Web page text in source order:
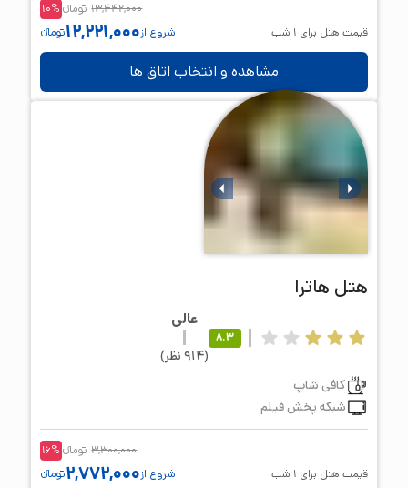
13,442,000 تومانء 10%
قیمت هتل برای 1 شب شروع از12,221,000تومانء
مشاهده و انتخاب اتاق ها
هتل هاترا
8.3
عالی
(
914 نظر)
کافی شاپ
شبکه پخش فیلم
3,300,000 تومانء 16%
قیمت هتل برای 1 شب شروع از2,772,000تومانء